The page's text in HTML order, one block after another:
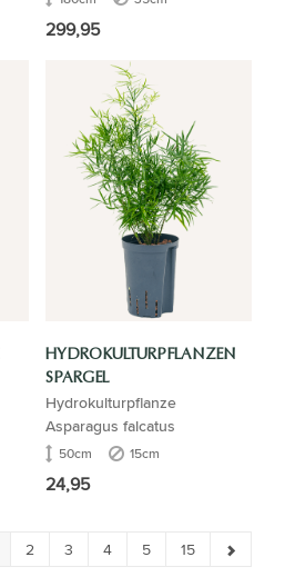
299,95
HYDROKULTURPFLANZEN
SPARGEL
Hydrokulturpflanze
Asparagus falcatus
50cm 15cm
24,95
2 3 4 5 15